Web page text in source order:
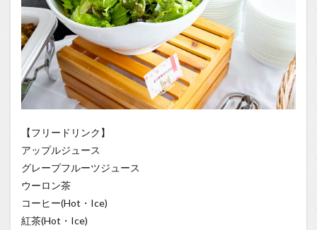
【フリードリンク】
アップルジュース
グレープフルーツジュース
ウーロン茶
コーヒー(Hot・Ice)
紅茶(Hot・Ice)